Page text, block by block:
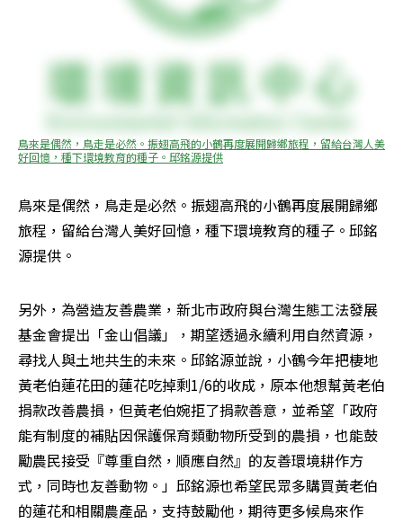
鳥來是偶然，鳥走是必然。振翅高飛的小鶴再度展開歸鄉旅程，留給台灣人美
好回憶，種下環境教育的種子。邱銘源提供
鳥來是偶然，鳥走是必然。振翅高飛的小鶴再度展開歸鄉
旅程，留給台灣人美好回憶，種下環境教育的種子。邱銘
源提供。
另外，為營造友善農業，新北市政府與台灣生態工法發展
基金會提出「金山倡議」，期望透過永續利用自然資源，
尋找人與土地共生的未來。邱銘源並說，小鶴今年把棲地
黃老伯蓮花田的蓮花吃掉剩1/6的收成，原本他想幫黃老伯
捐款改善農損，但黃老伯婉拒了捐款善意，並希望「政府
能有制度的補貼因保護保育類動物所受到的農損，也能鼓
勵農民接受『尊重自然，順應自然』的友善環境耕作方
式，同時也友善動物。」邱銘源也希望民眾多購買黃老伯
的蓮花和相關農產品，支持鼓勵他，期待更多候鳥來作